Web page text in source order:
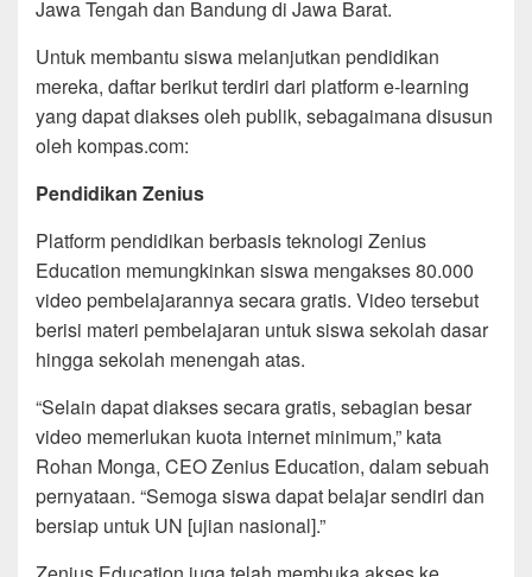
Jawa Tengah dan Bandung di Jawa Barat.
Untuk membantu siswa melanjutkan pendidikan
mereka, daftar berikut terdiri dari platform e-learning
yang dapat diakses oleh publik, sebagaimana disusun
oleh kompas.com:
Pendidikan Zenius
Platform pendidikan berbasis teknologi Zenius
Education memungkinkan siswa mengakses 80.000
video pembelajarannya secara gratis. Video tersebut
berisi materi pembelajaran untuk siswa sekolah dasar
hingga sekolah menengah atas.
“Selain dapat diakses secara gratis, sebagian besar
video memerlukan kuota internet minimum,” kata
Rohan Monga, CEO Zenius Education, dalam sebuah
pernyataan. “Semoga siswa dapat belajar sendiri dan
bersiap untuk UN [ujian nasional].”